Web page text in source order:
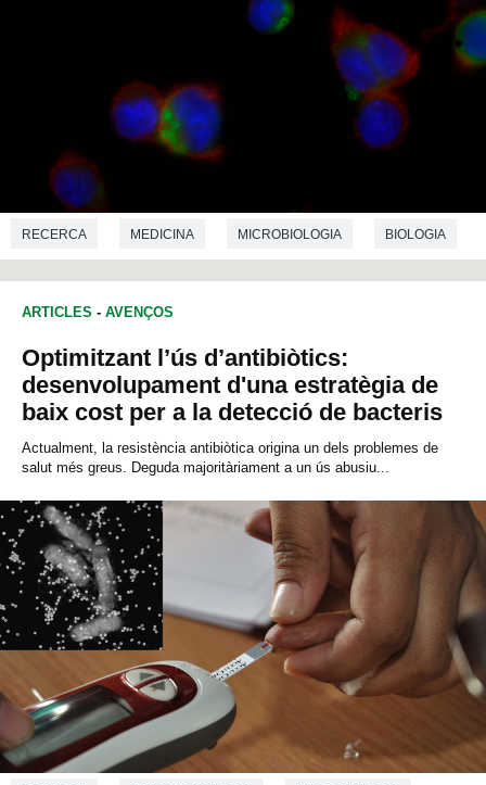
RECERCA MEDICINA MICROBIOLOGIA BIOLOGIA
ARTICLES - AVENÇOS
Optimitzant l’ús d’antibiòtics:
desenvolupament d'una estratègia de
baix cost per a la detecció de bacteris
Actualment, la resistència antibiòtica origina un dels problemes de
salut més greus. Deguda majoritàriament a un ús abusiu...